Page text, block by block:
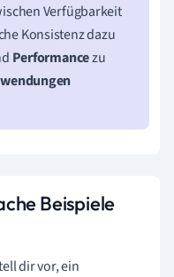
Verfügbarkeit
Konsistenz dazu
Performancezu
Beispiele
dir vor, ein